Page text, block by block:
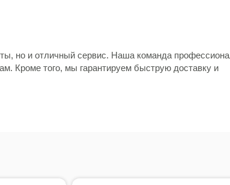
но и отличный сервис. Наша команда
Кроме того, мы гарантируем быструю доставку и